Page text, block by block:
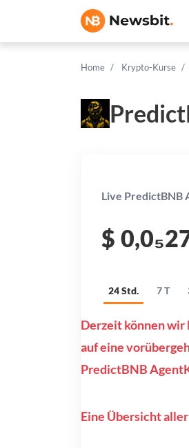
Home Krypto-Kurse
Live PredictBNB
$
24 Std. 7 T
Derzeit können wir
auf eine
PredictBNB
Eine Übersicht